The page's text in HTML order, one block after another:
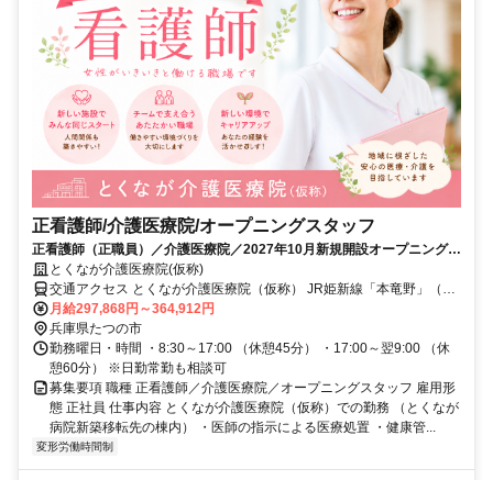
正看護師/介護医療院/オープニングスタッフ
正看護師（正職員）／介護医療院／2027年10月新規開設オープニング募
集 とくなが介護医療院(仮称)
交通アクセス とくなが介護医療院（仮称） JR姫新線「本竜野」（ほ
んたつの）駅より徒歩10分 とくなが病院 JR姫新線「東觜崎」（ひが
しはしざき）駅より徒歩１０分
月給297,868円～364,912円
兵庫県たつの市
勤務曜日・時間 ・8:30～17:00 （休憩45分） ・17:00～翌9:00 （休
憩60分） ※日勤常勤も相談可
募集要項 職種 正看護師／介護医療院／オープニングスタッフ 雇用形
態 正社員 仕事内容 とくなが介護医療院（仮称）での勤務 （とくなが
病院新築移転先の棟内） ・医師の指示による医療処置 ・健康管...
変形労働時間制